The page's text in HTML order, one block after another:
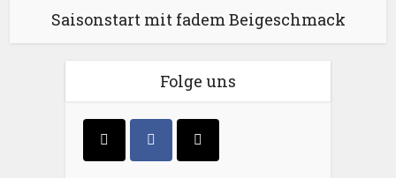
Saisonstart mit fadem Beigeschmack
Folge uns